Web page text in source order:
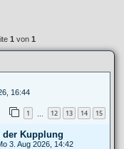
1 von 1
16:44
1 12 13 14 15
Kupplung
3. Aug 2026, 14:42